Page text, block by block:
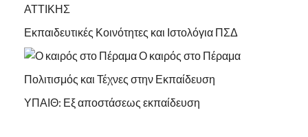
ΑΤΤΙΚΗΣ
Εκπαιδευτικές Κοινότητες και Ιστολόγια ΠΣΔ
Ο καιρός στο Πέραμα
Πολιτισμός και Τέχνες στην Εκπαίδευση
ΥΠΑΙΘ: Εξ αποστάσεως εκπαίδευση